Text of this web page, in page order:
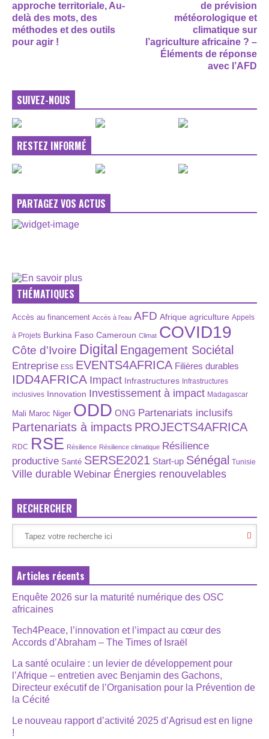
approche territoriale, Au-
delà des mots, des
méthodes et des outils
pour agir !
de prévision
météorologique et
climatique sur
l’agriculture africaine ? –
Éléments de réponse
avec l’AFD
SUIVEZ-NOUS
RESTEZ INFORMÉ
PARTAGEZ VOS ACTUS
THÉMATIQUES
Accès au financement Accès à l’eau AFD Afrique agriculture Appels
à Projets Burkina Faso Cameroun Climat COVID19
Côte d'Ivoire Digital Engagement Sociétal
Entreprise ESS EVENTS4AFRICA Filières durables
IDD4AFRICA Impact Infrastructures Infrastructures
inclusives Innovation Investissement à impact Madagascar
Mali Maroc Niger ODD ONG Partenariats inclusifs
Partenariats à impacts PROJECTS4AFRICA
RDC RSE Résilience Résilience climatique Résilience
productive Santé SERSE2021 Start-up Sénégal Tunisie
Ville durable Webinar Énergies renouvelables
RECHERCHER
Articles récents
Enquête 2026 sur la maturité numérique des OSC
africaines
Tech4Peace, l’innovation et l’impact au cœur des
Accords d’Abraham – The Times of Israël
La santé oculaire : un levier de développement pour
l’Afrique – entretien avec Benjamin des Gachons,
Directeur exécutif de l’Organisation pour la Prévention de
la Cécité
Le nouveau rapport d’activité 2025 d’Agrisud est en ligne
!